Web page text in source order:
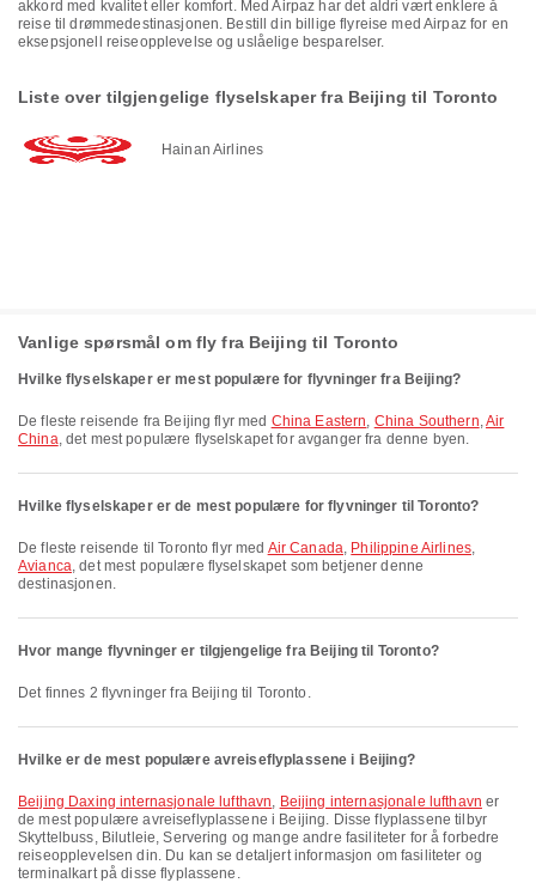
akkord med kvalitet eller komfort. Med Airpaz har det aldri vært enklere å
reise til drømmedestinasjonen. Bestill din billige flyreise med Airpaz for en
eksepsjonell reiseopplevelse og uslåelige besparelser.
Liste over tilgjengelige flyselskaper fra Beijing til Toronto
Hainan Airlines
Vanlige spørsmål om fly fra Beijing til Toronto
Hvilke flyselskaper er mest populære for flyvninger fra Beijing?
De fleste reisende fra Beijing flyr med China Eastern, China Southern,Air
China, det mest populære flyselskapet for avganger fra denne byen.
Hvilke flyselskaper er de mest populære for flyvninger til Toronto?
De fleste reisende til Toronto flyr med Air Canada, Philippine Airlines,
Avianca, det mest populære flyselskapet som betjener denne
destinasjonen.
Hvor mange flyvninger er tilgjengelige fra Beijing til Toronto?
Det finnes 2 flyvninger fra Beijing til Toronto.
Hvilke er de mest populære avreiseflyplassene i Beijing?
Beijing Daxing internasjonale lufthavn, Beijing internasjonale lufthavn er
de mest populære avreiseflyplassene i Beijing. Disse flyplassene tilbyr
Skyttelbuss, Bilutleie, Servering og mange andre fasiliteter for å forbedre
reiseopplevelsen din. Du kan se detaljert informasjon om fasiliteter og
terminalkart på disse flyplassene.